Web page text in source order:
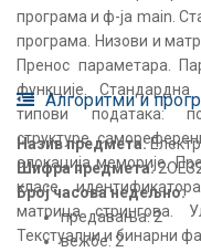
програма и ф-ја main.
програма. Низови и
Пренос параметара.
функције.
типови података:
структуре,
алокација меморије.
класе
матрица стрингова.
Текстуални и бинарни
Алгоритми и
Назив предмета:
Шифра предмета:
Број часова недељно:
предавања: 2
вежбе: 2